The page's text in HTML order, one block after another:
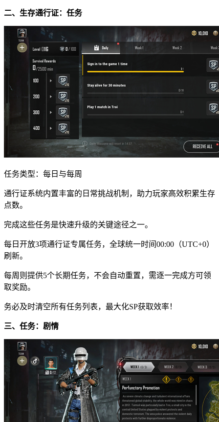
二、生存通行证：任务
任务类型：每日与每周
通行证系统内置丰富的日常挑战机制，助力玩家高效积累生存
点数。
完成这些任务是快速升级的关键途径之一。
每日开放3项通行证专属任务，全球统一时间00:00（UTC+0）
刷新。
每周则提供5个长期任务，不会自动重置，需逐一完成方可领
取奖励。
务必及时清空所有任务列表，最大化SP获取效率！
三、任务：剧情